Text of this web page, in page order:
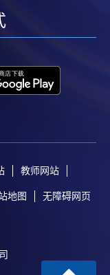
教师网站
地图 无障碍网页